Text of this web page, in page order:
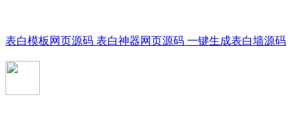
表白模板网页源码 表白神器网页源码 一键生成表白墙源码